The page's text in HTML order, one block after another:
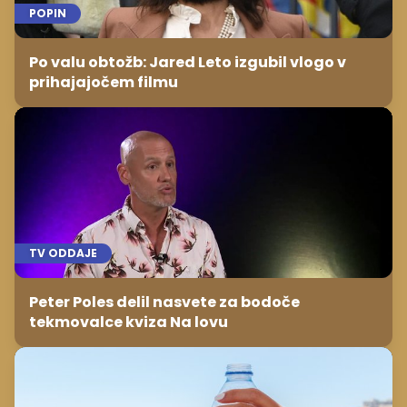
POPIN
Po valu obtožb: Jared Leto izgubil vlogo v
prihajajočem filmu
TV ODDAJE
Peter Poles delil nasvete za bodoče
tekmovalce kviza Na lovu